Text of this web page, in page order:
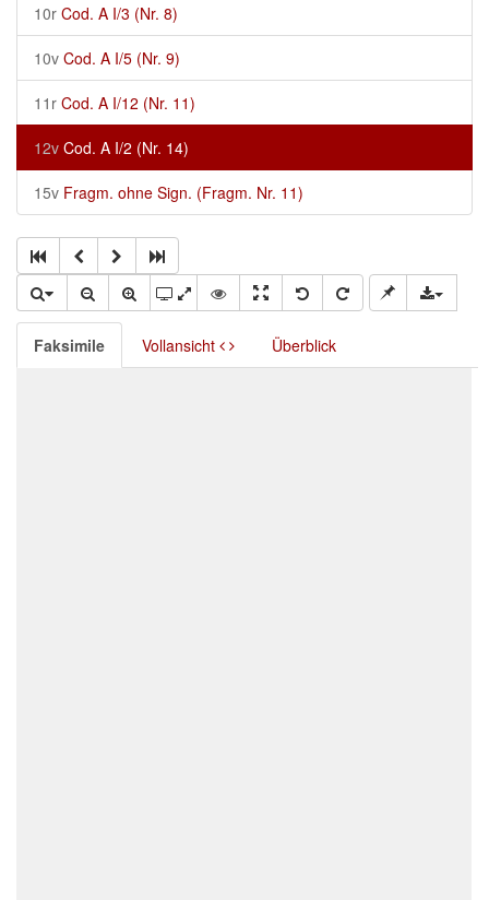
10r Cod. A I/3 (Nr. 8)
10v Cod. A I/5 (Nr. 9)
11r Cod. A I/12 (Nr. 11)
12v Cod. A I/2 (Nr. 14)
15v Fragm. ohne Sign. (Fragm. Nr. 11)
Faksimile Vollansicht Überblick